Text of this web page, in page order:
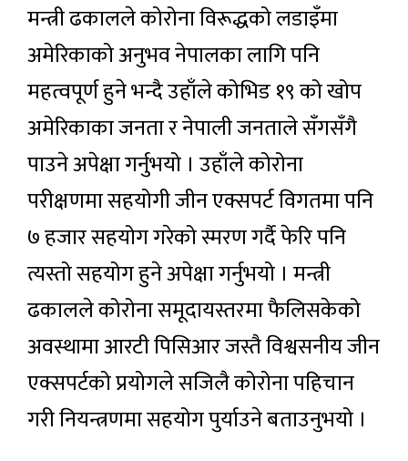
मन्त्री ढकालले कोरोना विरूद्धको लडाइँमा
अमेरिकाको अनुभव नेपालका लागि पनि
महत्वपूर्ण हुने भन्दै उहाँले कोभिड १९ को खोप
अमेरिकाका जनता र नेपाली जनताले सँगसँगै
पाउने अपेक्षा गर्नुभयो । उहाँले कोरोना
परीक्षणमा सहयोगी जीन एक्सपर्ट विगतमा पनि
७ हजार सहयोग गरेको स्मरण गर्दै फेरि पनि
त्यस्तो सहयोग हुने अपेक्षा गर्नुभयो । मन्त्री
ढकालले कोरोना समूदायस्तरमा फैलिसकेको
अवस्थामा आरटी पिसिआर जस्तै विश्वसनीय जीन
एक्सपर्टको प्रयोगले सजिलै कोरोना पहिचान
गरी नियन्त्रणमा सहयोग पुर्याउने बताउनुभयो ।